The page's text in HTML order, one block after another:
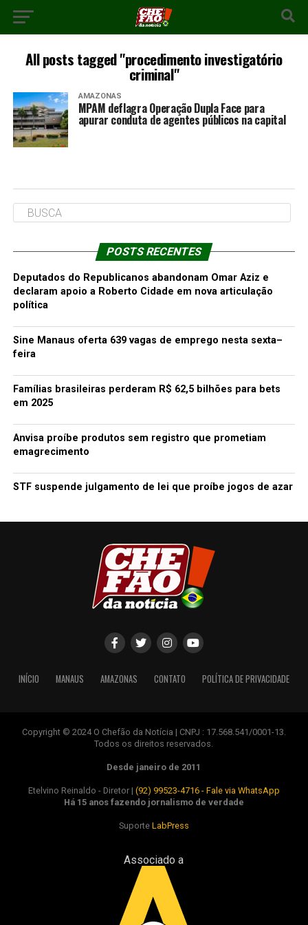
All posts tagged "procedimento investigatório
criminal"
AMAZONAS
MPAM deflagra Operação Dupla Face para
apurar conduta de agentes públicos na capital
POSTS RECENTES
Deputados do Republicanos abandonam Omar Aziz e
declaram apoio a Roberto Cidade em nova articulação
política
Sine Manaus oferta 639 vagas de emprego nesta sexta–
feira
Famílias brasileiras perderam R$ 62,5 bilhões para bets
em 2025
Anvisa proíbe produtos sem registro que prometiam
emagrecimento
STF suspende julgamento de lei que proíbe jogos de azar
INÍCIO MANAUS AMAZONAS CONTATO POLÍTICA DE PRIVACIDADE
Copyright © 2024 O Chefão da Notícia | CNPJ : 17.568.541/0001-13.
Todos os direitos reservados.
Desde janeiro de 2011
Etelvino Reinaldo - Diretor | (92) 99523-4716 - Fale via WhatsApp
Há 15 anos fazendo jornalismo de verdade
Suporte LabPress
Associado a